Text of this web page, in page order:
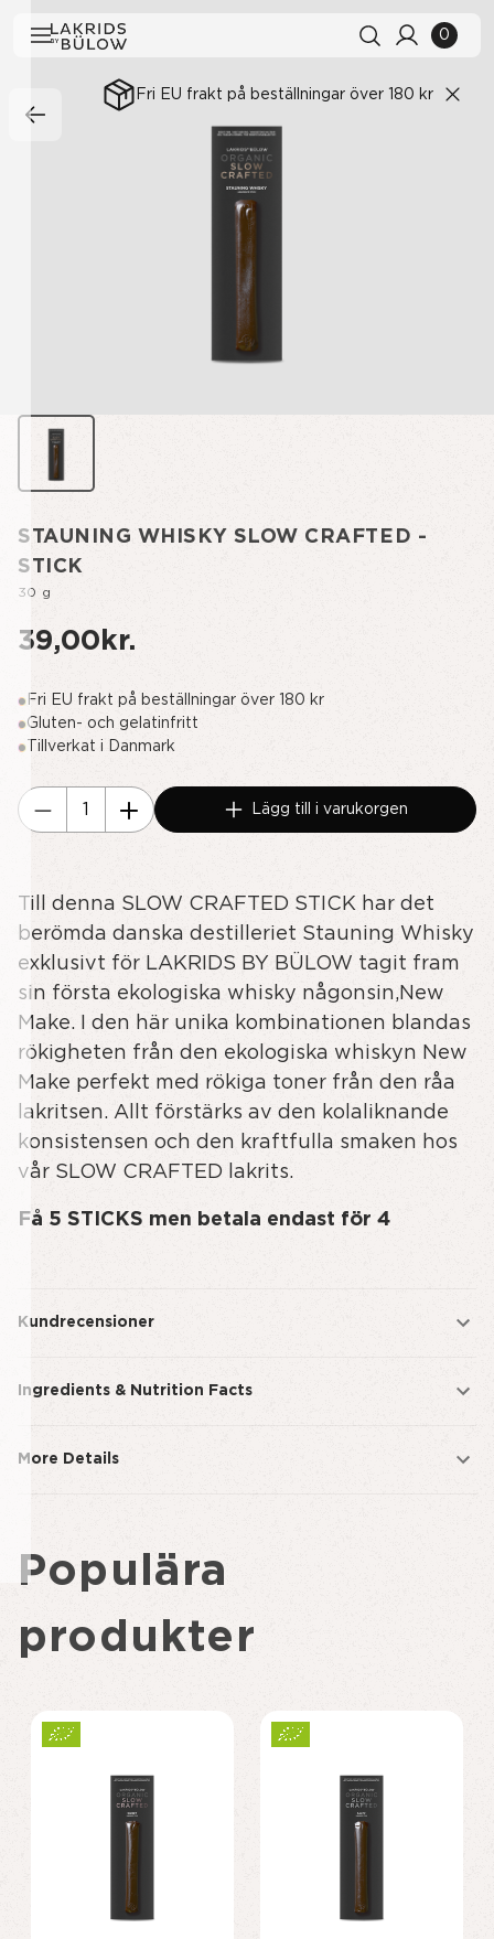
0
Fri EU frakt på beställningar över 180 kr
STAUNING WHISKY SLOW CRAFTED -
STICK
30 g
39,00kr.
Fri EU frakt på beställningar över 180 kr
Gluten- och gelatinfritt
Tillverkat i Danmark
Nuvarande
lager:
undefined
Öka
STAUNING
WHISKY
SLOW
CRAFTED
Lägg till i varukorgen
Till denna SLOW CRAFTED STICK har det
berömda danska destilleriet Stauning Whisky
exklusivt för LAKRIDS BY BÜLOW tagit fram
sin första ekologiska whisky någonsin,New
Make. I den här unika kombinationen blandas
rökigheten från den ekologiska whiskyn New
Make perfekt med rökiga toner från den råa
lakritsen. Allt förstärks av den kolaliknande
konsistensen och den kraftfulla smaken hos
vår SLOW CRAFTED lakrits.
Få 5 STICKS men betala endast för 4
Kundrecensioner
Ingredients & Nutrition Facts
More Details
Populära
produkter